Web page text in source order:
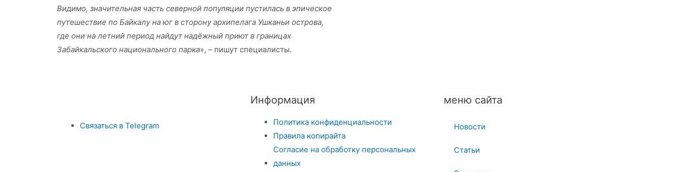
Видимо, значительная часть северной популяции пустилась в эпическое
путешествие по Байкалу на юг в сторону архипелага Ушканьи острова,
где они на летний период найдут надёжный приют в границах
Забайкальского национального парка», – пишут специалисты.
Связаться в Telegram
Информация
Политика конфиденциальности
Правила копирайта
Согласие на обработку персональных
данных
меню сайта
Новости
Статьи